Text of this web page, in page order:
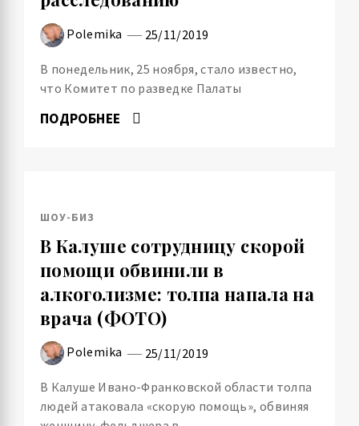
Polemika 25/11/2019
В понедельник, 25 ноября, стало известно,
что Комитет по разведке Палаты
ПОДРОБНЕЕ
ШОУ-БИЗ
В Калуше сотрудницу скорой
помощи обвинили в
алкоголизме: толпа напала на
врача (ФОТО)
Polemika 25/11/2019
В Калуше Ивано-Франковской области толпа
людей атаковала «скорую помощь», обвиняя